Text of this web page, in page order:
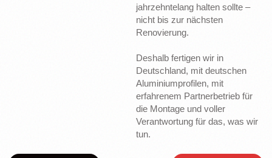
jahrzehntelang halten sollte –
nicht bis zur nächsten
Renovierung.
Deshalb fertigen wir in
Deutschland, mit deutschen
Aluminiumprofilen, mit
erfahrenem Partnerbetrieb für
die Montage und voller
Verantwortung für das, was wir
tun.